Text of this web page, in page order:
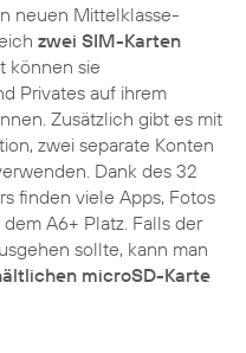
neuen Mittelklasse-
zwei SIM-Karten
können sie
Privates auf ihrem
Zusätzlich gibt es mit
zwei separate Konten
Dank des 32
finden viele Apps, Fotos
A6+ Platz. Falls der
sollte, kann man
microSD-Karte